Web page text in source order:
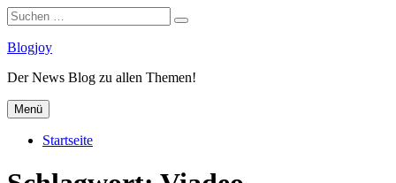
Suchen
nach:
Suchen
Zum
springen
Blogjoy
Der News Blog zu allen Themen!
Menü
Startseite